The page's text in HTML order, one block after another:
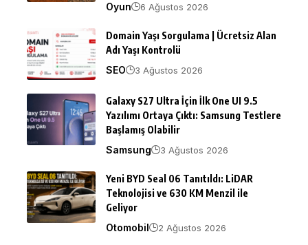
Oyun
6 Ağustos 2026
Domain Yaşı Sorgulama | Ücretsiz Alan
Adı Yaşı Kontrolü
SEO
3 Ağustos 2026
Galaxy S27 Ultra İçin İlk One UI 9.5
Yazılımı Ortaya Çıktı: Samsung Testlere
Başlamış Olabilir
Samsung
3 Ağustos 2026
Yeni BYD Seal 06 Tanıtıldı: LiDAR
Teknolojisi ve 630 KM Menzil ile
Geliyor
Otomobil
2 Ağustos 2026